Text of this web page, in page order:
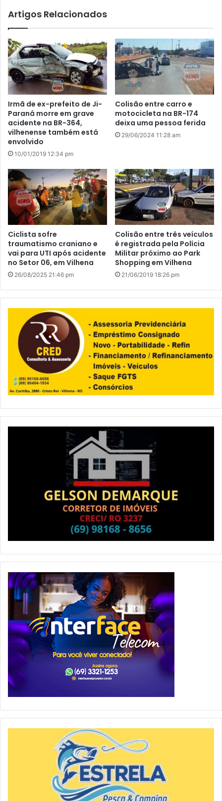
Artigos Relacionados
Irmã de ex-prefeito de Ji-
Paraná morre em grave
acidente na BR-364,
vilhenense também está
envolvido
10/01/2019 12:34 pm
Colisão entre carro e
motocicleta na BR-174
deixa uma pessoa ferida
29/06/2024 11:28 am
Ciclista sofre
traumatismo craniano e
vai para UTI após acidente
no Setor 06, em Vilhena
26/08/2025 21:46 pm
Colisão entre três veículos
é registrada pela Polícia
Militar próximo ao Park
Shopping em Vilhena
21/06/2019 18:26 pm